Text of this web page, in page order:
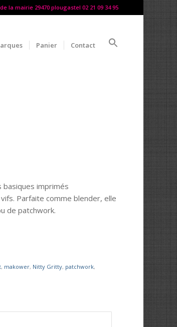
la mairie 29470 plougastel 02 21 09 34 95
Panier Contact
basiques imprimés
Parfaite comme blender, elle
de patchwork.
, makower, Nitty Gritty, patchwork,